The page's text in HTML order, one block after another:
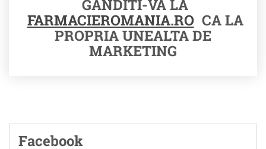
GANDITI-VA LA
FARMACIEROMANIA.RO CA LA
PROPRIA UNEALTA DE
MARKETING
Facebook